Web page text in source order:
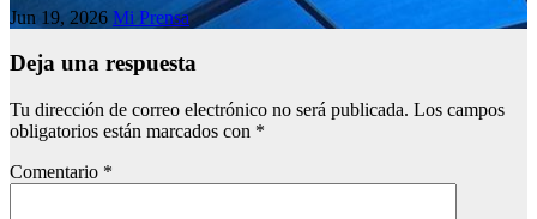
Jun 19, 2026 Mi Prensa
Deja una respuesta
Tu dirección de correo electrónico no será publicada. Los campos
obligatorios están marcados con *
Comentario *